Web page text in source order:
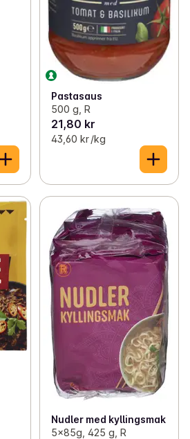
Pastasaus
500 g, R
21,80 kr
43,60 kr /kg
Nudler med kyllingsmak
5x85g, 425 g, R